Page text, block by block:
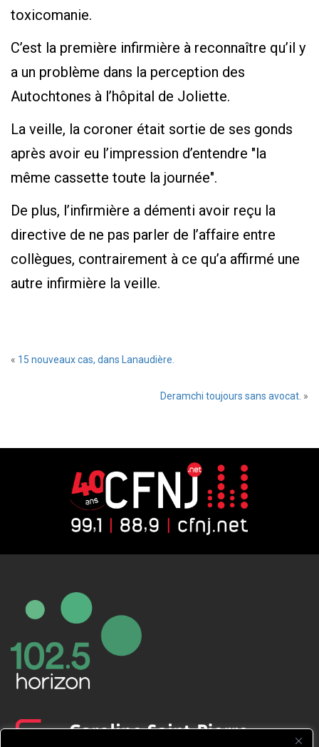
toxicomanie.
C’est la première infirmière à reconnaître qu’il y
a un problème dans la perception des
Autochtones à l’hôpital de Joliette.
La veille, la coroner était sortie de ses gonds
après avoir eu l’impression d’entendre la
même cassette toute la journée .
De plus, l’infirmière a démenti avoir reçu la
directive de ne pas parler de l’affaire entre
collègues, contrairement à ce qu’a affirmé une
autre infirmière la veille.
« 15 nouveaux cas, dans Lanaudière.
Deramchi toujours sans avocat. »